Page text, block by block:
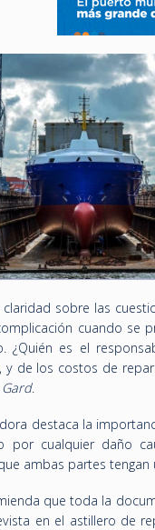
sobre las
cuando se
¿Quién es el
y de los costos de
Gard.
destaca la
por cualquier daño
ambas partes
que toda la
en el astillero de